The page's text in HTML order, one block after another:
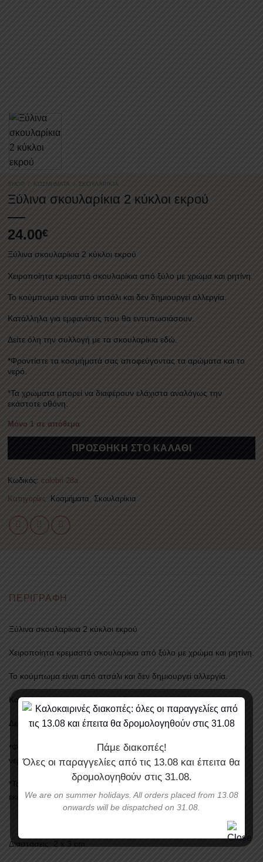
SHOP ΚΟΣΜΉΜΑΤΑ / ΣΚΟΥΛΑΡΊΚΙΑ
Ξύλινα σκουλαρίκια 2 κύκλοι εκρού
24.00€
Ξύλινα σκουλαρίκια 2 κύκλοι εκρού
Χειροποίητα κρεμαστά σκουλαρίκια από ξύλο με χρώμα και ρητίνη.
Το κούμπωμα είναι από ατσάλι και δεν δημιουργεί αλλεργία.
Κατάλληλα για εμφανίσεις που θα εντυπωσιάσουν.
Δείτε όλη την συλλογή με τα σκουλαρίκιαεδώ
*Φροντίστε τα κοσμήματά σας αποφεύγοντας τα αρώματα και το
νερό.
*Τα χρώματα μπορεί να διαφέρουν ελάχιστα αναλόγως την
εκάστοτε οθόνη.
Μόνο 1 σε απόθεμα
ΠΡΟΣΘΉΚΗ ΣΤΟ ΚΑΛΆΘΙ
Κωδικός:colobri 28a
Κατηγορίες: Κοσμήματα, Σκουλαρίκια
ΠΕΡΙΓΡΑΦΉ
Ξύλινα σκουλαρίκια 2 κύκλοι εκρού
Χειροποίητα κρεμαστά σκουλαρίκια από ξύλο με χρώμα και ρητίνη.
Το κούμπωμα είναι από ατσάλι και δεν δημιουργεί αλλεργία.
Κατάλληλα για εμφανίσεις που θα εντυπωσιάσουν.
Δείτε όλη την συλλογή με τα σκουλαρίκιαεδώ.
*Φροντίστε τα κοσμήματά σας αποφεύγοντας τα αρώματα και το
νερό.
*Τα χρώματα μπορεί να διαφέρουν ελάχιστα αναλόγως την
εκάστοτε οθόνη.
Διαστάσεις: 2 x 3 cm
Πάμε διακοπές!
Όλες οι παραγγελίες από τις 13.08 και έπειτα θα
δρομολογηθούν στις 31.08.
We are on summer holidays. All orders placed from 13.08
onwards will be dispatched on 31.08.